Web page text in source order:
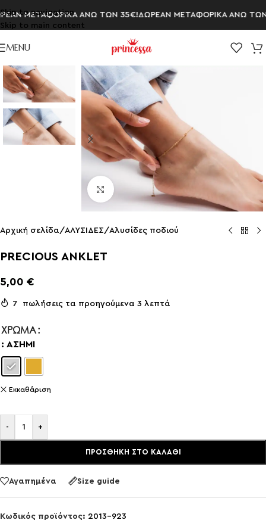
Skip to navigation
Skip to main content
ΜΕΤΑΦΟΡΙΚΑ ΑΝΩ ΤΩΝ 35€!ΔΩΡΕΑΝ ΜΕΤΑΦΟΡΙΚΑ ΑΝΩ ΤΩΝ
MENU
Click to enlarge
Αρχική σελίδα/ΑΛΥΣΙΔΕΣ/Aλυσίδες ποδιού
PRECIOUS ANKLET
5,00 €
7 πωλήσεις τα προηγούμενα 3 λεπτά
ΧΡΏΜΑ
: ΑΣΗΜΊ
Εκκαθάριση
- +
ΠΡΟΣΘΉΚΗ ΣΤΟ ΚΑΛΆΘΙ
Αγαπημένα Size guide
Κωδικός προϊόντος: 2013-923